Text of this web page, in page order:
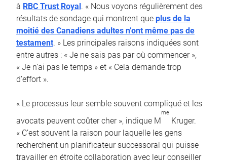
à RBC Trust Royal . « Nous voyons régulièrement des
résultats de sondage qui montrent que plus de la
moitié des Canadiens adultes n’ont même pas de
testament. » Les principales raisons indiquées sont
entre autres : « Je ne sais pas par où commencer »,
« Je n’ai pas le temps » et « Cela demande trop
d’effort ».
« Le processus leur semble souvent compliqué et les
avocats peuvent coûter cher », indique M
me
Kruger.
« C’est souvent la raison pour laquelle les gens
recherchent un planificateur successoral qui puisse
travailler en étroite collaboration avec leur conseiller